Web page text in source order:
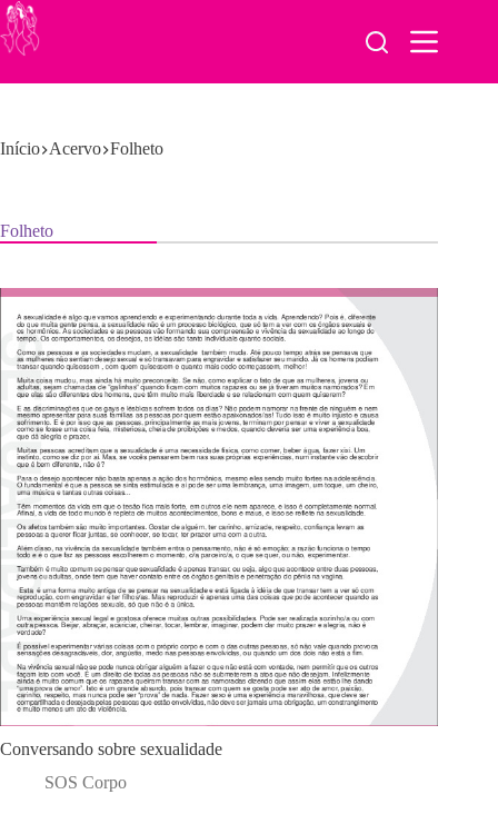
Pular
para
o
Início Acervo Folheto
Folheto
Conversando sobre sexualidade
SOS Corpo